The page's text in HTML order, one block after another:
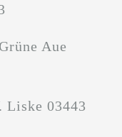
Aue
Liske 03443